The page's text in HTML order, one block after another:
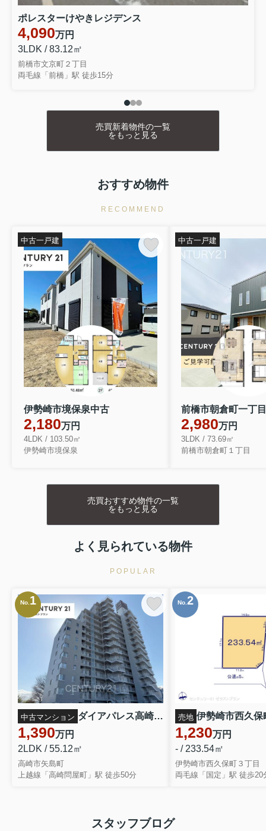
ポレスターけやきレジデンス
4,090万円
3LDK / 83.12㎡
前橋市文京町２丁目
両毛線「前橋」駅 徒歩15分
売買新着物件の一覧
をもっと見る
おすすめ物件
RECOMMEND
伊勢崎市境保泉中古
2,180万円
4LDK / 103.50㎡
伊勢崎市境保泉
中古一戸建
2,980万円
3LDK / 73.69㎡
前橋市朝倉町１丁目
中古一戸建
売買おすすめ物件の一覧
をもっと見る
よく見られている物件
POPULAR
No. 1
中古マンション ダイアパレス高崎ガーデンステージ
1,390万円
2LDK / 55.12㎡
高崎市矢島町
上越線「高崎問屋町」駅 徒歩50分
No. 2
売地
1,230万円
- / 233.54㎡
伊勢崎市西久保町３丁目
両毛線「国定」駅 徒歩20
スタッフブログ